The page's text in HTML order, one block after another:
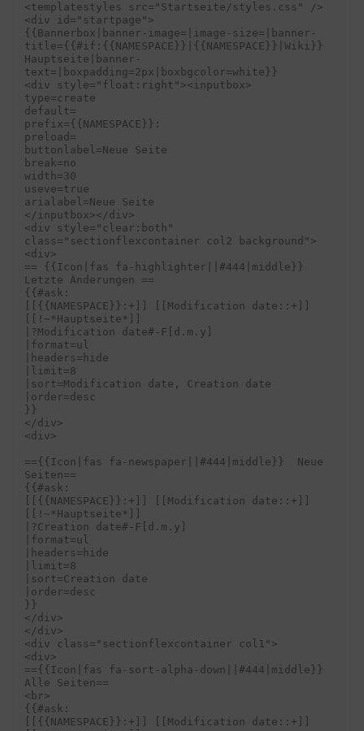
<templatestyles src="Startseite/styles.css" />
<div id="startpage">
{{Bannerbox|banner-image=|image-size=|banner-
title={{#if:{{NAMESPACE}}|{{NAMESPACE}}|Wiki}}
Hauptseite|banner-
text=|boxpadding=2px|boxbgcolor=white}}
<div style="float:right"><inputbox>
type=create
default=
prefix={{NAMESPACE}}:
preload=
buttonlabel=Neue Seite
break=no
width=30
useve=true
arialabel=Neue Seite
</inputbox></div>
<div style="clear:both"
class="sectionflexcontainer col2 background">
<div>
== {{Icon|fas fa-highlighter||#444|middle}}
Letzte Änderungen ==
{{#ask:
[[{{NAMESPACE}}:+]] [[Modification date::+]]
[[!~*Hauptseite*]]
|?Modification date#-F[d.m.y]
|format=ul
|headers=hide
|limit=8
|sort=Modification date, Creation date
|order=desc
}}
</div>
<div>
=={{Icon|fas fa-newspaper||#444|middle}}  Neue
Seiten==
{{#ask:
[[{{NAMESPACE}}:+]] [[Modification date::+]]
[[!~*Hauptseite*]]
|?Creation date#-F[d.m.y]
|format=ul
|headers=hide
|limit=8
|sort=Creation date
|order=desc
}}
</div>
</div>
<div class="sectionflexcontainer col1">
<div>
=={{Icon|fas fa-sort-alpha-down||#444|middle}}
Alle Seiten==
<br>
{{#ask:
[[{{NAMESPACE}}:+]] [[Modification date::+]]